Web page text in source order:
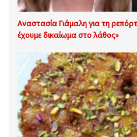
Αναστασία Γιάμαλη για τη
έχουμε δικαίωμα στο λάθος»